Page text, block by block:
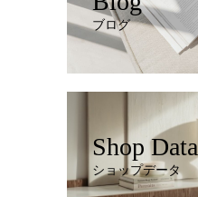
ブログ
Shop Data
ショップデータ